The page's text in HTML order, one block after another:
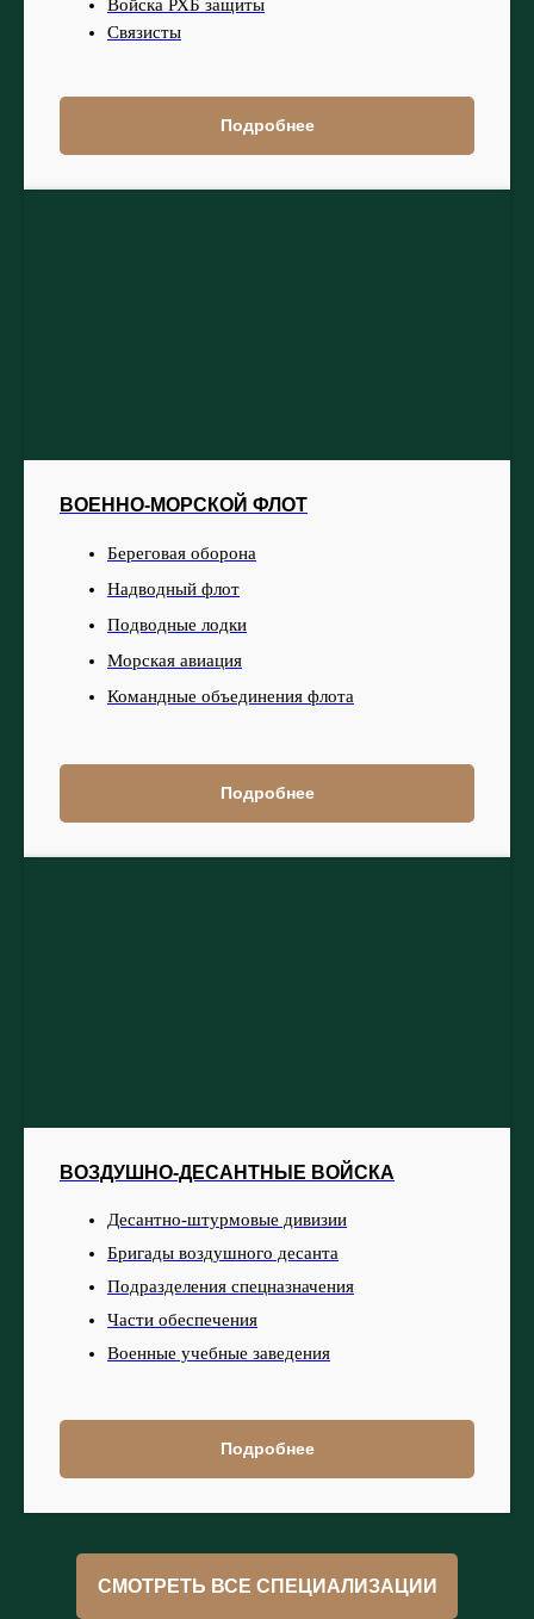
Войска РХБ защиты
Связисты
Подробнее
ВОЕННО-МОРСКОЙ ФЛОТ
Береговая оборона
Надводный флот
Подводные лодки
Морская авиация
Командные объединения флота
Подробнее
ВОЗДУШНО-ДЕСАНТНЫЕ ВОЙСКА
Десантно-штурмовые дивизии
Бригады воздушного десанта
Подразделения спецназначения
Части обеспечения
Военные учебные заведения
Подробнее
СМОТРЕТЬ ВСЕ СПЕЦИАЛИЗАЦИИ